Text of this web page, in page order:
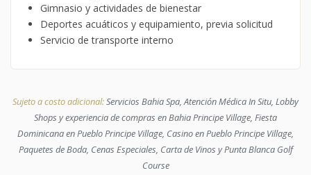
Gimnasio y actividades de bienestar
Deportes acuáticos y equipamiento, previa solicitud
Servicio de transporte interno
Sujeto a costo adicional:Servicios Bahia Spa, Atención Médica In Situ, Lobby
Shops y experiencia de compras en Bahia Principe Village, Fiesta
Dominicana en Pueblo Principe Village, Casino en Pueblo Principe Village,
Paquetes de Boda, Cenas Especiales, Carta de Vinos y Punta Blanca Golf
Course